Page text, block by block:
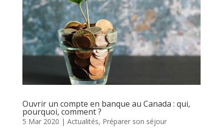
Ouvrir un compte en banque au Canada : qui,
pourquoi, comment ?
5 Mar 2020 | Actualités, Préparer son séjour